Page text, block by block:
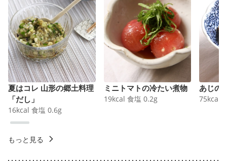
夏はコレ 山形の郷土料理
「だし」
16kcal 食塩 0.6g
ミニトマトの冷たい煮物
19kcal 食塩 0.2g
あじの
75kcal
もっと見る